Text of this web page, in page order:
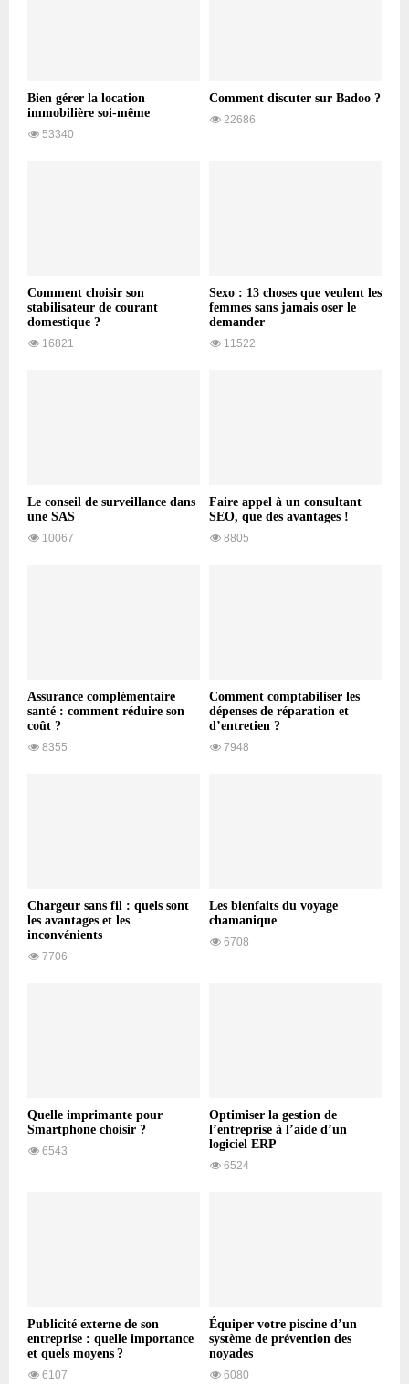
Bien gérer la location
immobilière soi-même
53340
Comment discuter sur Badoo ?
22686
Comment choisir son
stabilisateur de courant
domestique ?
16821
Sexo : 13 choses que veulent les
femmes sans jamais oser le
demander
11522
Le conseil de surveillance dans
une SAS
10067
Faire appel à un consultant
SEO, que des avantages !
8805
Assurance complémentaire
santé : comment réduire son
coût ?
8355
Comment comptabiliser les
dépenses de réparation et
d’entretien ?
7948
Chargeur sans fil : quels sont
les avantages et les
inconvénients
7706
Les bienfaits du voyage
chamanique
6708
Quelle imprimante pour
Smartphone choisir ?
6543
Optimiser la gestion de
l’entreprise à l’aide d’un
logiciel ERP
6524
Publicité externe de son
entreprise : quelle importance
et quels moyens ?
6107
Équiper votre piscine d’un
système de prévention des
noyades
6080